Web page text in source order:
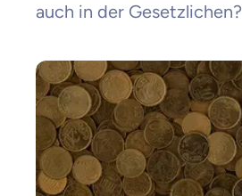
auch in der Gesetzlichen?